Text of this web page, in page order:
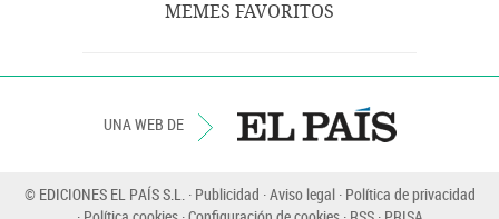
MEMES FAVORITOS
UNA WEB DE
© EDICIONES EL PAÍS S.L. Publicidad Aviso legal Política de privacidad